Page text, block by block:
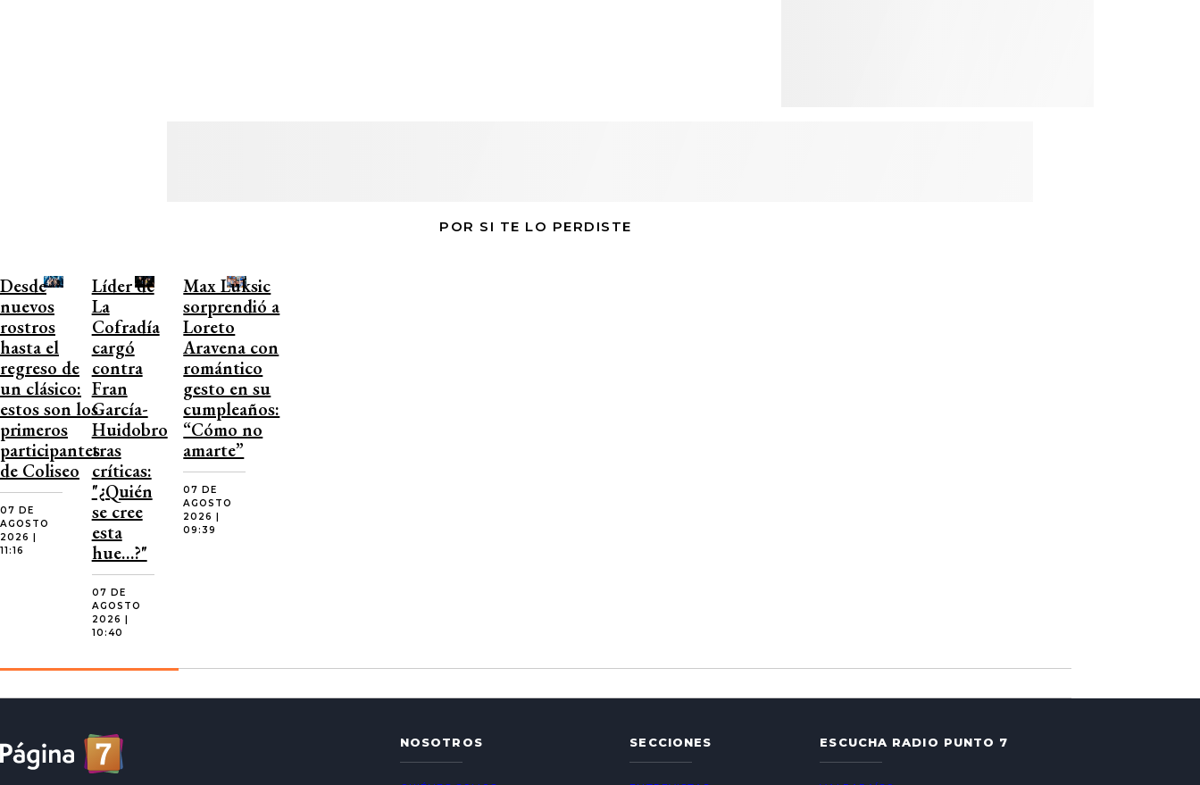
POR SI TE LO PERDISTE
Desde
nuevos
rostros
hasta el
regreso de
un clásico:
estos son los
primeros
participantes
de Coliseo
07 DE
AGOSTO
2026 |
11:16
Líder de
La
Cofradía
cargó
contra
Fran
García-
Huidobro
tras
críticas:
"¿Quién
se cree
esta
hue…?"
07 DE
AGOSTO
2026 |
10:40
Max Luksic
sorprendió a
Loreto
Aravena con
romántico
gesto en su
cumpleaños:
“Cómo no
amarte”
07 DE
AGOSTO
2026 |
09:39
NOSOTROS SECCIONES ESCUCHA RADIO PUNTO 7